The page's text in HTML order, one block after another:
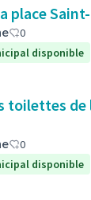
place
0
disponible
toilettes de
0
disponible